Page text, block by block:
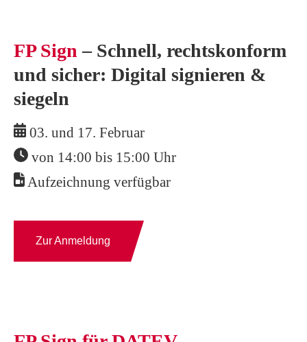
FP Sign– Schnell, rechtskonform
und sicher: Digital signieren &
siegeln
03. und 17. Februar
von 14:00 bis 15:00 Uhr
Aufzeichnung verfügbar
Zur Anmeldung